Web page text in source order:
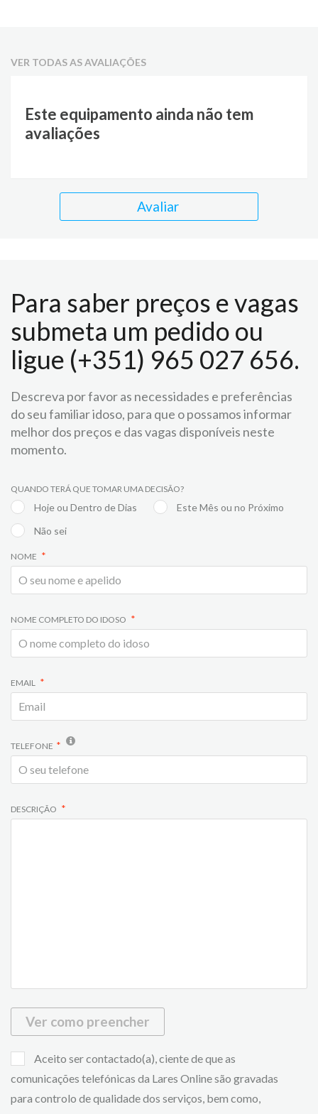
VER TODAS AS AVALIAÇÕES
Este equipamento ainda não tem
avaliações
Avaliar
Para saber preços e vagas
submeta um pedido ou
ligue (+351) 965 027 656.
Descreva por favor as necessidades e preferências
do seu familiar idoso, para que o possamos informar
melhor dos preços e das vagas disponíveis neste
momento.
QUANDO TERÁ QUE TOMAR UMA DECISÃO?
Hoje ou Dentro de Dias
Este Mês ou no Próximo
Não sei
NOME
NOME COMPLETO DO IDOSO
EMAIL
TELEFONE
DESCRIÇÃO
Ver como preencher
Aceito ser contactado(a), ciente de que as
comunicações telefónicas da Lares Online são gravadas
para controlo de qualidade dos serviços, bem como,